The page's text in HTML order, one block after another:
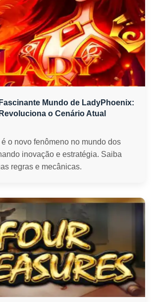
Mundo de LadyPhoenix:
o Cenário Atual
o novo fenômeno no mundo dos
inovação e estratégia. Saiba
regras e mecânicas.